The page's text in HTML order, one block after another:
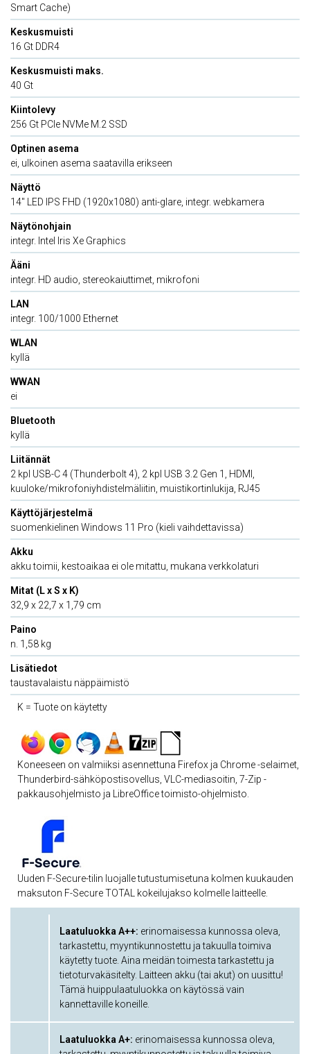
Smart Cache)
Keskusmuisti
16 Gt DDR4
Keskusmuisti maks.
40 Gt
Kiintolevy
256 Gt PCIe NVMe M.2 SSD
Optinen asema
ei, ulkoinen asema saatavilla erikseen
Näyttö
14'' LED IPS FHD (1920x1080) anti-glare, integr. webkamera
Näytönohjain
integr. Intel Iris Xe Graphics
Ääni
integr. HD audio, stereokaiuttimet, mikrofoni
LAN
integr. 100/1000 Ethernet
WLAN
kyllä
WWAN
ei
Bluetooth
kyllä
Liitännät
2 kpl USB-C 4 (Thunderbolt 4), 2 kpl USB 3.2 Gen 1, HDMI,
kuuloke/mikrofoniyhdistelmäliitin, muistikortinlukija, RJ45
Käyttöjärjestelmä
suomenkielinen Windows 11 Pro (kieli vaihdettavissa)
Akku
akku toimii, kestoaikaa ei ole mitattu, mukana verkkolaturi
Mitat (L x S x K)
32,9 x 22,7 x 1,79 cm
Paino
n. 1,58 kg
Lisätiedot
taustavalaistu näppäimistö
K = Tuote on käytetty
Koneeseen on valmiiksi asennettuna Firefox ja Chrome -selaimet,
Thunderbird-sähköpostisovellus, VLC-mediasoitin, 7-Zip -
pakkausohjelmisto ja LibreOffice toimisto-ohjelmisto.
Uuden F-Secure-tilin luojalle tutustumisetuna kolmen kuukauden
maksuton F-Secure TOTAL kokeilujakso kolmelle laitteelle.
Laatuluokka A++: erinomaisessa kunnossa oleva,
tarkastettu, myyntikunnostettu ja takuulla toimiva
käytetty tuote. Aina meidän toimesta tarkastettu ja
tietoturvakäsitelty. Laitteen akku (tai akut) on uusittu!
Tämä huippulaatuluokka on käytössä vain
kannettaville koneille.
Laatuluokka A+: erinomaisessa kunnossa oleva,